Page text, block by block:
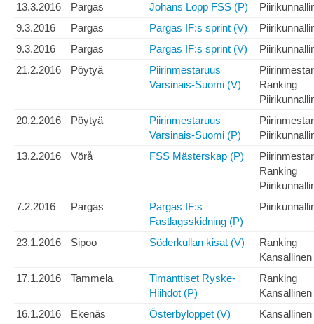
13.3.2016 Pargas Johans Lopp FSS (P)
9.3.2016
Pargas Pargas IF:s sprint (V)
9.3.2016
Pargas Pargas IF:s sprint (V)
21.2.2016
Pöytyä
Piirinmestaruus
Varsinais-Suomi (V)
Ranking
20.2.2016
Pöytyä
Piirinmestaruus
Varsinais-Suomi (P)
13.2.2016
Vörå FSS Mästerskap (P)
Ranking
7.2.2016
Pargas
Pargas IF:s
Fastlagsskidning (P)
23.1.2016 Sipoo Söderkullan kisat (V)
Ranking
Kansallinen
17.1.2016
Tammela
Timanttiset Ryske-
Hiihdot (P)
Ranking
Kansallinen
16.1.2016
Ekenäs Österbyloppet (V)
Kansallinen